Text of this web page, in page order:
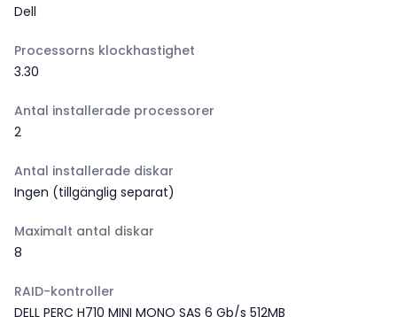
Dell
Processorns klockhastighet
3.30
Antal installerade processorer
2
Antal installerade diskar
Ingen (tillgänglig separat)
Maximalt antal diskar
8
RAID-kontroller
DELL PERC H710 MINI MONO SAS 6 Gb/s 512MB